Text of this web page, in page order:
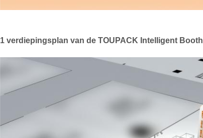
1 verdiepingsplan van de TOUPACK Intelligent Booth